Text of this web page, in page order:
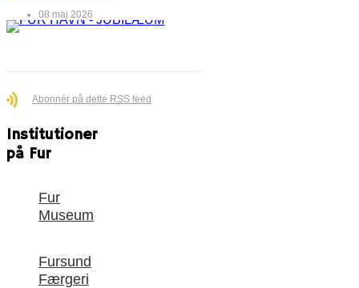
08 maj 2026
Abonnér på dette RSS feed
Institutioner
på Fur
Fur
Museum
Fursund
Færgeri